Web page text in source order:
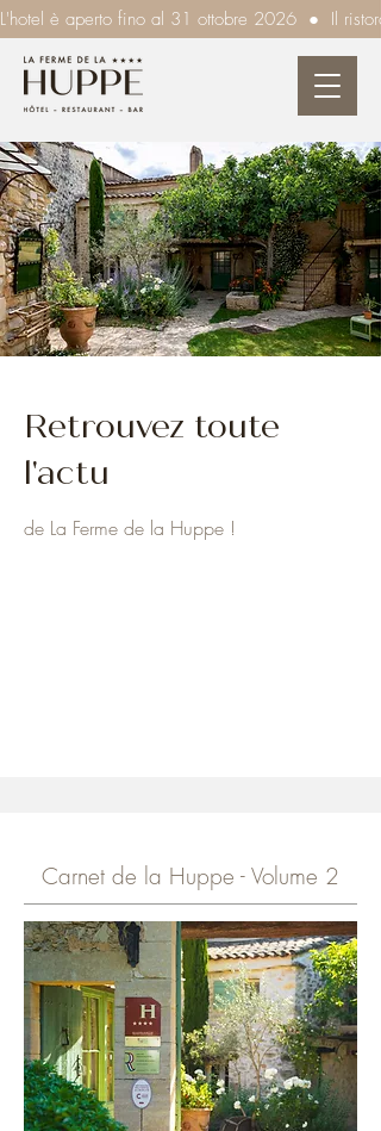
L'hotel è aperto fino al 31 ottobre 2026  ●  Il
Retrouvez toute
l'actu
de La Ferme de la Huppe !
Carnet de la Huppe - Volume 2